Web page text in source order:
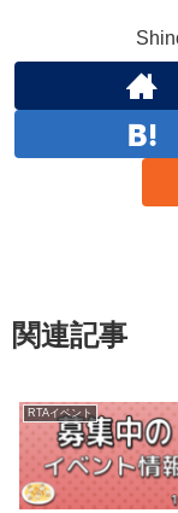
関連記事
RTAイベント